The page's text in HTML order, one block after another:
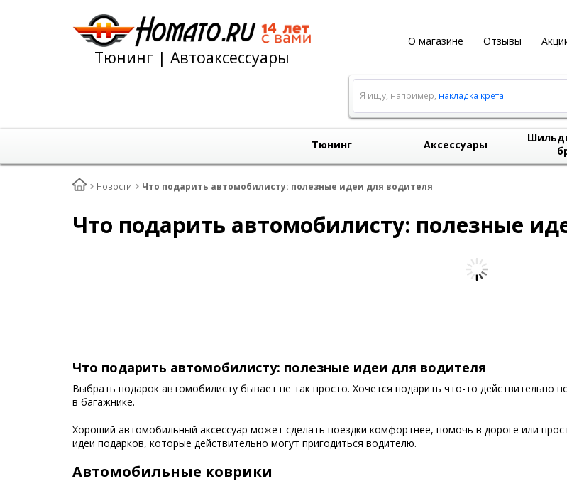
О магазине Отзывы
Тюнинг | Автоаксессуары
Я ищу, например, накладка крета
Тюнинг Аксессуары
Новости Что подарить автомобилисту: полезные идеи для водителя
Что подарить автомобилисту: полезные
Что подарить автомобилисту: полезные идеи для водителя
Выбрать подарок автомобилисту бывает не так просто. Хочется подарить что-то действительно
в багажнике.
Хороший автомобильный аксессуар может сделать поездки комфортнее, помочь в дороге или
идеи подарков, которые действительно могут пригодиться водителю.
Автомобильные коврики